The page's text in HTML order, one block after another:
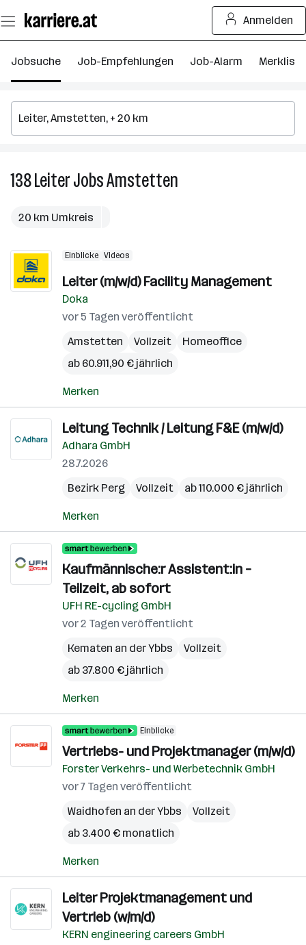
Seiteninhalt
springen
Anmelden
Jobsuche Job-Empfehlungen Job-Alarm Merkliste
138LeiterJobsAmstetten
20 km Umkreis
Einblicke Videos
Leiter (m/w/d) Facility Management
Doka
vor 5 Tagen veröffentlicht
Amstetten
Vollzeit
Homeoffice
ab 60.911,90 € jährlich
Merken
Leitung Technik / Leitung F&E (m/w/d)
Adhara GmbH
28.7.2026
Bezirk Perg
Vollzeit ab 110.000 € jährlich
Merken
Kaufmännische:r Assistent:in –
Teilzeit, ab sofort
UFH RE-cycling GmbH
vor 2 Tagen veröffentlicht
Kematen an der Ybbs
Vollzeit
ab 37.800 € jährlich
Merken
Einblicke
Vertriebs- und Projektmanager (m/w/d)
Forster Verkehrs- und Werbetechnik GmbH
vor 7 Tagen veröffentlicht
Waidhofen an der Ybbs
Vollzeit
ab 3.400 € monatlich
Merken
Leiter Projektmanagement und
Vertrieb (w/m/d)
KERN engineering careers GmbH